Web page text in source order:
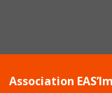
Association